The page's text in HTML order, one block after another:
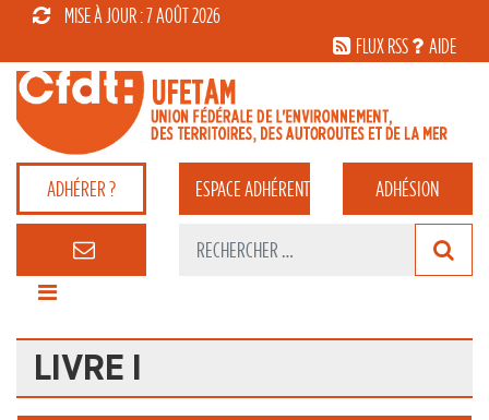
MISE À JOUR : 7 AOÛT 2026
FLUX RSS
AIDE
ADHÉRER ? ESPACEADHÉRENT ADHÉSION
LIVRE I